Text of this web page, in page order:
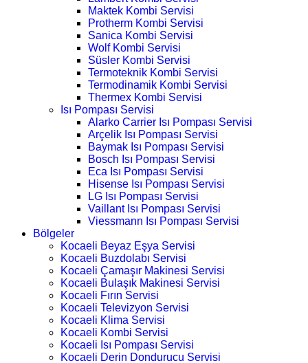
Maktek Kombi Servisi
Protherm Kombi Servisi
Sanica Kombi Servisi
Wolf Kombi Servisi
Süsler Kombi Servisi
Termoteknik Kombi Servisi
Termodinamik Kombi Servisi
Thermex Kombi Servisi
Isı Pompası Servisi
Alarko Carrier Isı Pompası Servisi
Arçelik Isı Pompası Servisi
Baymak Isı Pompası Servisi
Bosch Isı Pompası Servisi
Eca Isı Pompası Servisi
Hisense Isı Pompası Servisi
LG Isı Pompası Servisi
Vaillant Isı Pompası Servisi
Viessmann Isı Pompası Servisi
Bölgeler
Kocaeli Beyaz Eşya Servisi
Kocaeli Buzdolabı Servisi
Kocaeli Çamaşır Makinesi Servisi
Kocaeli Bulaşık Makinesi Servisi
Kocaeli Fırın Servisi
Kocaeli Televizyon Servisi
Kocaeli Klima Servisi
Kocaeli Kombi Servisi
Kocaeli Isı Pompası Servisi
Kocaeli Derin Dondurucu Servisi